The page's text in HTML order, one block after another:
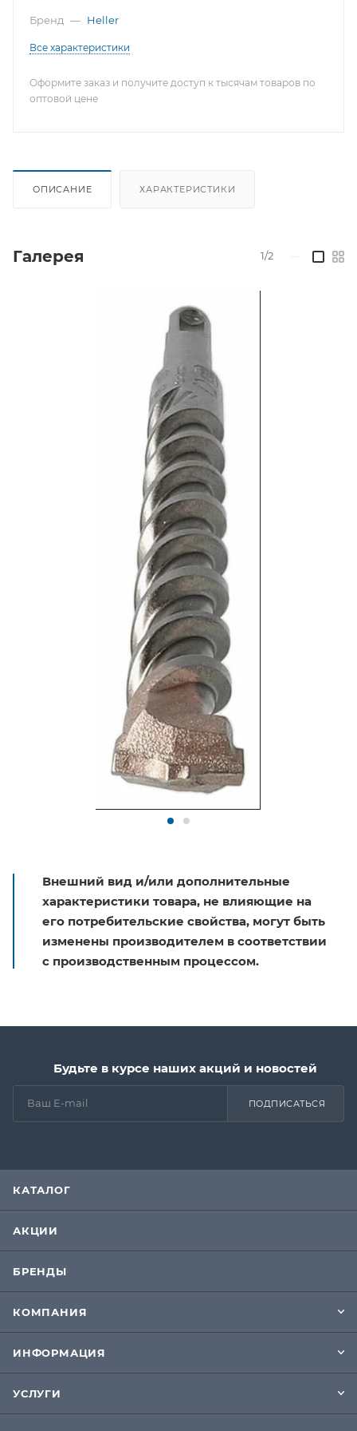
Бренд — Heller
Все характеристики
Оформите заказ и получите доступ к тысячам товаров по
оптовой цене
ОПИСАНИЕ ХАРАКТЕРИСТИКИ
Галерея 1/2
Внешний вид и/или дополнительные
характеристики товара, не влияющие на
его потребительские свойства, могут быть
изменены производителем в соответствии
с производственным процессом.
Будьте в курсе наших акций и новостей
ПОДПИСАТЬСЯ
КАТАЛОГ
АКЦИИ
БРЕНДЫ
КОМПАНИЯ
ИНФОРМАЦИЯ
УСЛУГИ